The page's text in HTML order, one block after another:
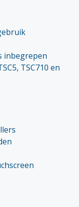
inbegrepen
TSC710 en